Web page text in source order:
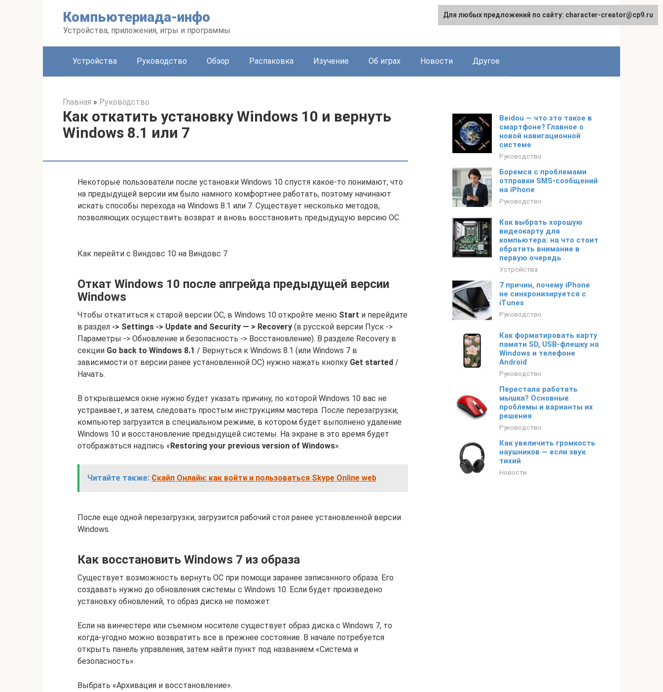
Компьютериада-инфо
Устройства, приложения, игры и программы
Устройства Руководство Обзор Распаковка Изучение Об играх Новости Другое
Главная » Руководство
Как откатить установку Windows 10 и вернуть
Windows 8.1 или 7
Некоторые пользователи после установки Windows 10 спустя какое-то понимают, что
на предыдущей версии им было намного комфортнее работать, поэтому начинают
искать способы перехода на Windows 8.1 или 7. Существует несколько методов,
позволяющих осуществить возврат и вновь восстановить предыдущую версию ОС.
Как перейти с Виндовс 10 на Виндовс 7
Откат Windows 10 после апгрейда предыдущей версии
Windows
Чтобы откатиться к старой версии ОС, в Windows 10 откройте меню Start и перейдите
в раздел -> Settings -> Update and Security — > Recovery (в русской версии Пуск ->
Параметры -> Обновление и безопасность -> Восстановление). В разделе Recovery в
секции Go back to Windows 8.1 / Вернуться к Windows 8.1 (или Windows 7 в
зависимости от версии ранее установленной ОС) нужно нажать кнопку Get started /
Начать.
В открывшемся окне нужно будет указать причину, по которой Windows 10 вас не
устраивает, и затем, следовать простым инструкциям мастера. После перезагрузки,
компьютер загрузится в специальном режиме, в котором будет выполнено удаление
Windows 10 и восстановление предыдущей системы. На экране в это время будет
отображаться надпись «Restoring your previous version of Windows».
Читайте также: Скайп Онлайн: как войти и пользоваться Skype Online web
После еще одной перезагрузки, загрузится рабочий стол ранее установленной версии
Windows.
Как восстановить Windows 7 из образа
Существует возможность вернуть ОС при помощи заранее записанного образа. Его
создавать нужно до обновления системы с Windows 10. Если будет произведено
установку обновлений, то образ диска не поможет.
Если на винчестере или съемном носителе существует образ диска с Windows 7, то
когда-угодно можно возвратить все в прежнее состояние. В начале потребуется
открыть панель управления, затем найти пункт под названием «Система и
безопасность».
Выбрать «Архивация и восстановление».
Beidou — что это такое в
смартфоне? Главное о
новой навигационной
системе
Руководство
Боремся с проблемами
отправки SMS-сообщений
на iPhone
Руководство
Как выбрать хорошую
видеокарту для
компьютера: на что стоит
обратить внимание в
первую очередь
Устройства
7 причин, почему iPhone
не синхронизируется с
iTunes
Руководство
Как форматировать карту
памяти SD, USB-флешку на
Windows и телефоне
Android
Руководство
Перестала работать
мышка? Основные
проблемы и варианты их
решения
Руководство
Как увеличить громкость
наушников — если звук
тихий
Новости
Для любых предложений по сайту: character-creator@cp9.ru